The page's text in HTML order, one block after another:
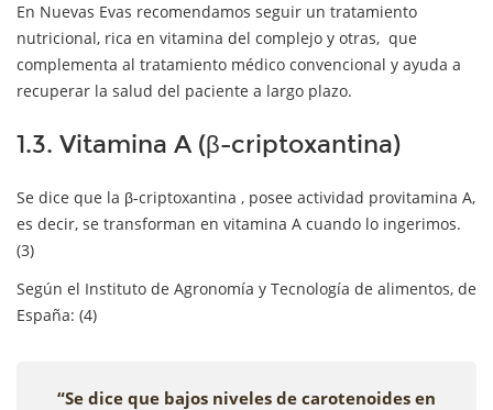
En Nuevas Evas recomendamos seguir un tratamiento
nutricional, rica en vitamina del complejo y otras, que
complementa al tratamiento médico convencional y ayuda a
recuperar la salud del paciente a largo plazo.
1.3. Vitamina A (β-criptoxantina)
Se dice que la β-criptoxantina , posee actividad provitamina A,
es decir, se transforman en vitamina A cuando lo ingerimos.
(3)
Según el Instituto de Agronomía y Tecnología de alimentos, de
España: (4)
“Se dice que bajos niveles de carotenoides en